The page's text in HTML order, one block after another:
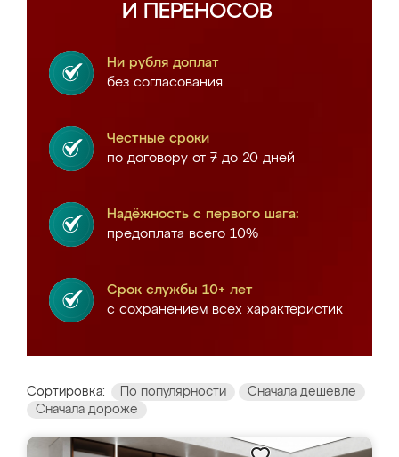
И ПЕРЕНОСОВ
Ни рубля доплат
без согласования
Честные сроки
по договору от 7 до 20 дней
Надёжность с первого шага:
предоплата всего 10%
Срок службы 10+ лет
с сохранением всех характеристик
Сортировка: По популярности
Сначала дешевле
Сначала дороже